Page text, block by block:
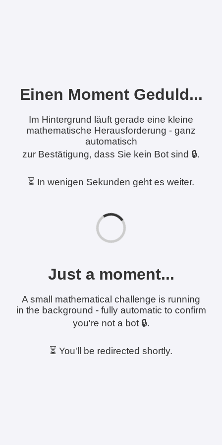
Einen Moment Geduld...
Im Hintergrund läuft gerade eine kleine
mathematische Herausforderung - ganz
automatisch
zur Bestätigung, dass Sie kein Bot sind 🔒.
⏳ In wenigen Sekunden geht es weiter.
Just a moment...
A small mathematical challenge is running
in the background - fully automatic to confirm
you're not a bot 🔒.
⏳ You'll be redirected shortly.